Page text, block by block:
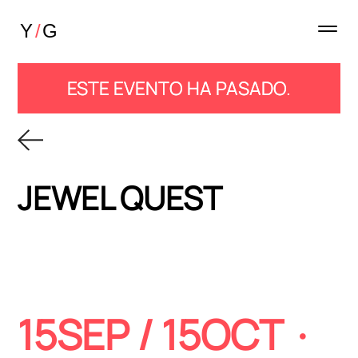
ESTE EVENTO HA PASADO.
JEWEL QUEST
15SEP / 15OCT ·